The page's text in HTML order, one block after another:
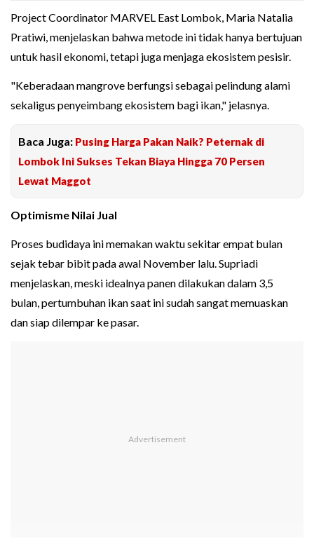
Project Coordinator MARVEL East Lombok, Maria Natalia
Pratiwi, menjelaskan bahwa metode ini tidak hanya bertujuan
untuk hasil ekonomi, tetapi juga menjaga ekosistem pesisir.
"Keberadaan mangrove berfungsi sebagai pelindung alami
sekaligus penyeimbang ekosistem bagi ikan," jelasnya.
Baca Juga: Pusing Harga Pakan Naik? Peternak di
Lombok Ini Sukses Tekan Biaya Hingga 70 Persen
Lewat Maggot
Optimisme Nilai Jual
Proses budidaya ini memakan waktu sekitar empat bulan
sejak tebar bibit pada awal November lalu. Supriadi
menjelaskan, meski idealnya panen dilakukan dalam 3,5
bulan, pertumbuhan ikan saat ini sudah sangat memuaskan
dan siap dilempar ke pasar.